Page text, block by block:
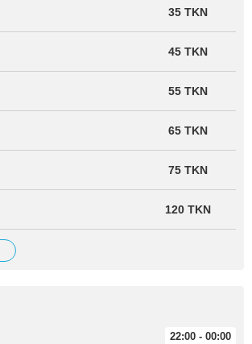
35 TKN
45 TKN
55 TKN
65 TKN
75 TKN
120 TKN
22:00 - 00:00